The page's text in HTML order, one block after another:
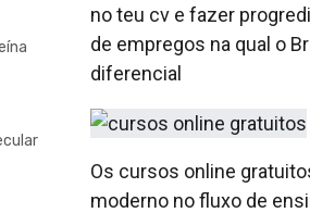
no teu cv e fazer
de empregos na qual o
diferencial
Os cursos online
moderno no fluxo de